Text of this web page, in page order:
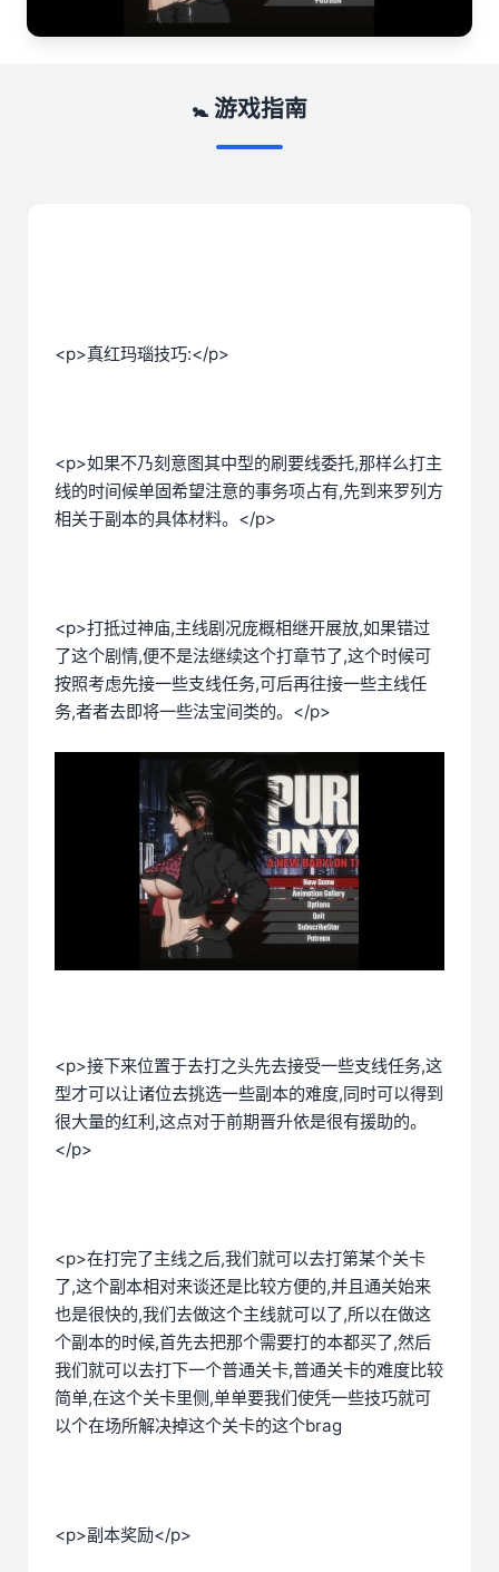
🚼 游戏指南
<p>真红玛瑙技巧:</p>
<p>如果不乃刻意图其中型的刷要线委托,那样么打主
线的时间候单固希望注意的事务项占有,先到来罗列方
相关于副本的具体材料。</p>
<p>打抵过神庙,主线剧况庞概相继开展放,如果错过
了这个剧情,便不是法继续这个打章节了,这个时候可
按照考虑先接一些支线任务,可后再往接一些主线任
务,者者去即将一些法宝间类的。</p>
<p>接下来位置于去打之头先去接受一些支线任务,这
型才可以让诸位去挑选一些副本的难度,同时可以得到
很大量的红利,这点对于前期晋升依是很有援助的。
</p>
<p>在打完了主线之后,我们就可以去打第某个关卡
了,这个副本相对来谈还是比较方便的,并且通关始来
也是很快的,我们去做这个主线就可以了,所以在做这
个副本的时候,首先去把那个需要打的本都买了,然后
我们就可以去打下一个普通关卡,普通关卡的难度比较
简单,在这个关卡里侧,单单要我们使凭一些技巧就可
以个在场所解决掉这个关卡的这个brag
<p>副本奖励</p>